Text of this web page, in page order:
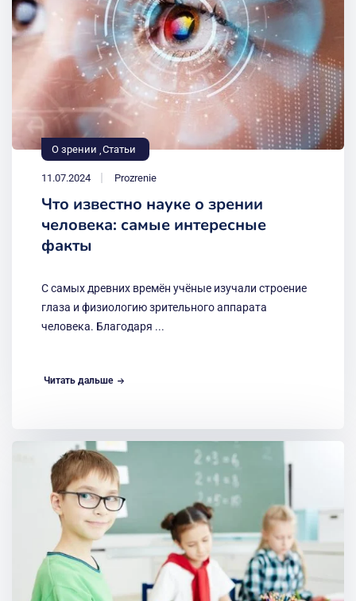
О зрении Статьи
11.07.2024 Prozrenie
Что известно науке о зрении
человека: самые интересные
факты
С самых древних времён учёные изучали строение
глаза и физиологию зрительного аппарата
человека. Благодаря ...
Читать дальше